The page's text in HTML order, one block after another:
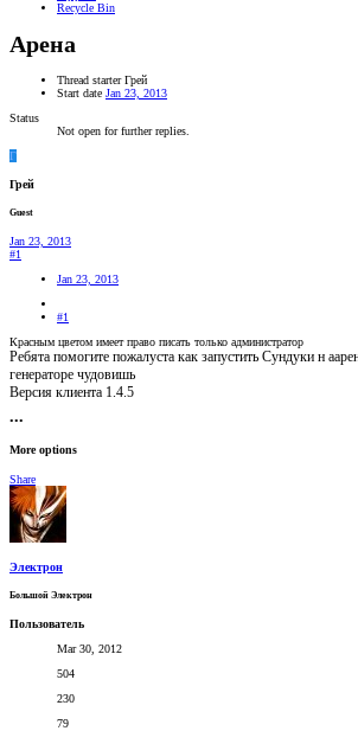
Recycle Bin
Арена
Thread starter Грей
Start date Jan 23, 2013
Status
Not open for further replies.
Г
Грей
Guest
Jan 23, 2013
#1
Jan 23, 2013
#1
Красным цветом имеет право писать только администратор
Ребята помогите пожалуста как запустить Сундуки н
генераторе чудовишь
Версия клиента 1.4.5
•••
More options
Share
Электрон
Большой Электрон
Пользователь
Mar 30, 2012
504
230
79